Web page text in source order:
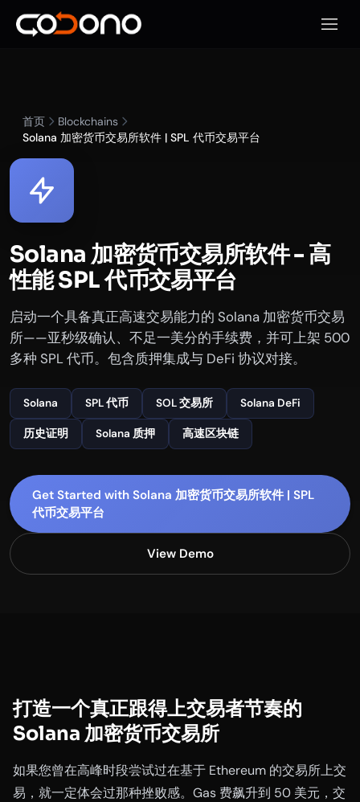
打开
首页
Blockchains
Solana 加密货币交易所软件 | SPL 代币交易平台
Solana 加密货币交易所软件 - 高
性能 SPL 代币交易平台
启动一个具备真正高速交易能力的 Solana 加密货币交易
所——亚秒级确认、不足一美分的手续费，并可上架 500
多种 SPL 代币。包含质押集成与 DeFi 协议对接。
Solana SPL 代币 SOL 交易所 Solana DeFi
历史证明 Solana 质押 高速区块链
Get Started with Solana 加密货币交易所软件 | SPL
代币交易平台
View Demo
打造一个真正跟得上交易者节奏的
Solana 加密货币交易所
如果您曾在高峰时段尝试过在基于 Ethereum 的交易所上交
易，就一定体会过那种挫败感。Gas 费飙升到 50 美元，交